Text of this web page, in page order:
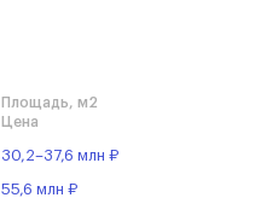
Площадь, м2
Цена
30,2–37,6 млн ₽
55,6 млн ₽